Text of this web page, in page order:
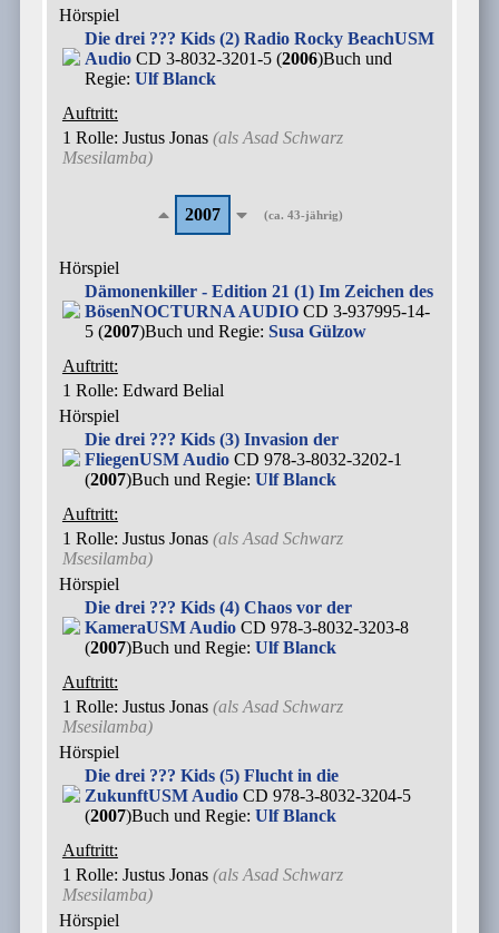
Hörspiel
Die drei ??? Kids (2) Radio Rocky BeachUSM
AudioCD 3-8032-3201-5 (2006)Buch und
Regie: Ulf Blanck
Auftritt:
1 Rolle: Justus Jonas (als Asad Schwarz
Msesilamba)
2007 (ca. 43-jährig)
Hörspiel
Dämonenkiller - Edition 21 (1) Im Zeichen des
BösenNOCTURNA AUDIOCD 3-937995-14-
5 (2007)Buch und Regie: Susa Gülzow
Auftritt:
1 Rolle: Edward Belial
Hörspiel
Die drei ??? Kids (3) Invasion der
FliegenUSM AudioCD 978-3-8032-3202-1
(2007)Buch und Regie: Ulf Blanck
Auftritt:
1 Rolle: Justus Jonas (als Asad Schwarz
Msesilamba)
Hörspiel
Die drei ??? Kids (4) Chaos vor der
KameraUSM AudioCD 978-3-8032-3203-8
(2007)Buch und Regie: Ulf Blanck
Auftritt:
1 Rolle: Justus Jonas (als Asad Schwarz
Msesilamba)
Hörspiel
Die drei ??? Kids (5) Flucht in die
ZukunftUSM AudioCD 978-3-8032-3204-5
(2007)Buch und Regie: Ulf Blanck
Auftritt:
1 Rolle: Justus Jonas (als Asad Schwarz
Msesilamba)
Hörspiel